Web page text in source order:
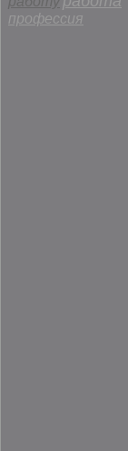
профессия